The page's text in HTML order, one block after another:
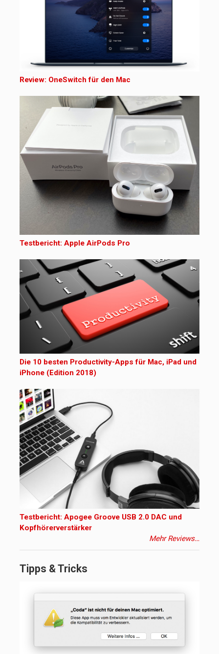
Review: OneSwitch für den Mac
Testbericht: Apple AirPods Pro
Die 10 besten Productivity-Apps für Mac, iPad und
iPhone (Edition 2018)
Testbericht: Apogee Groove USB 2.0 DAC und
Kopfhörerverstärker
Mehr Reviews…
Tipps & Tricks